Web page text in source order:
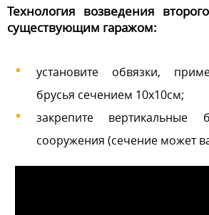
Технология возведения
существующим гаражом:
установите обвязки,
брусья сечением 10х10см;
закрепите
сооружения (сечение может